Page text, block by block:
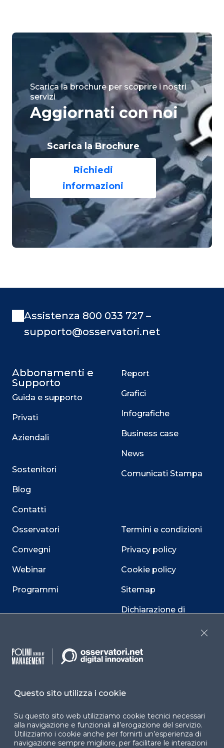
Scarica la brochure per scoprire i nostri
servizi
Aggiornati con noi
Scarica la Brochure
Richiedi
informazioni
Assistenza 800 033 727 –
supporto@osservatori.net
Abbonamenti e
Supporto
Guida e supporto
Privati
Aziendali
Sostenitori
Blog
Contatti
Osservatori
Convegni
Webinar
Programmi
Report
Grafici
Infografiche
Business case
News
Comunicati Stampa
Termini e condizioni
Privacy policy
Cookie policy
Sitemap
Dichiarazione di
Facebook LinkedIn
YouTube X
Questo sito utilizza i cookie
Su questo sito web utilizziamo cookie tecnici necessari
alla navigazione e funzionali all’erogazione del servizio.
Utilizziamo i cookie anche per fornirti un’esperienza di
navigazione sempre migliore, per facilitare le interazioni